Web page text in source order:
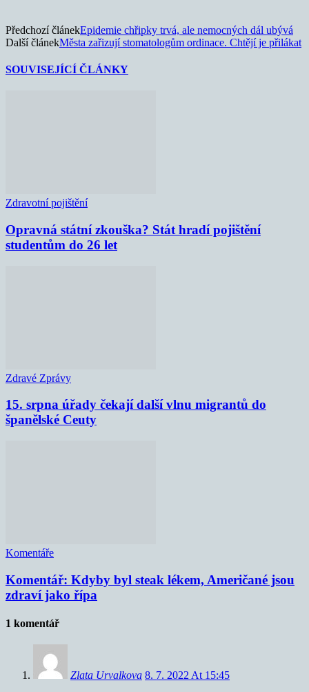
Předchozí článekEpidemie chřipky trvá, ale nemocných dál ubývá
Další článekMěsta zařizují stomatologům ordinace. Chtějí je přilákat
SOUVISEJÍCÍ ČLÁNKY
Zdravotní pojištění
Opravná státní zkouška? Stát hradí pojištění
studentům do 26 let
Zdravé Zprávy
15. srpna úřady čekají další vlnu migrantů do
španělské Ceuty
Komentáře
Komentář: Kdyby byl steak lékem, Američané jsou
zdraví jako řípa
1 komentář
Zlata Urvalkova 8. 7. 2022 At 15:45